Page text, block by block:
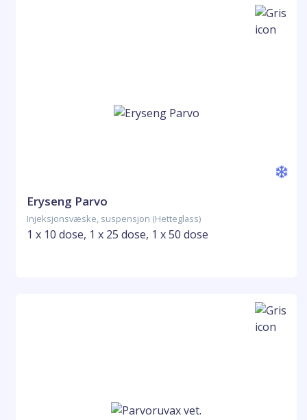
Eryseng Parvo
Injeksjonsvæske, suspensjon (Hetteglass)
1 x 10 dose, 1 x 25 dose, 1 x 50 dose